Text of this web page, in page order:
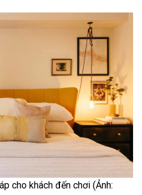
cho khách đến chơi (Ảnh: